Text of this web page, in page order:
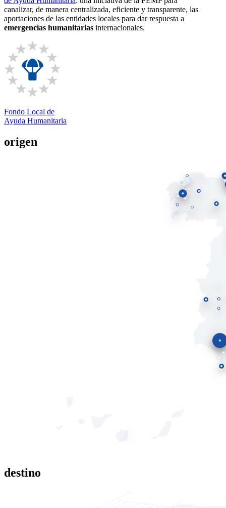
canalizar, de manera centralizada, eficiente y transparente, las
aportaciones de las entidades locales para dar respuesta a
emergencias humanitarias internacionales.
Fondo Local de
Ayuda Humanitaria
origen
destino